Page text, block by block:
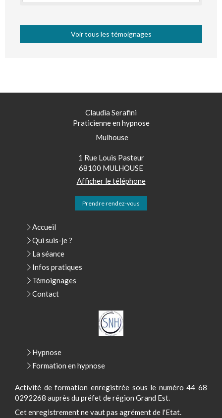
Voir tous les témoignages
Claudia Serafini
Praticienne en hypnose
Mulhouse
1 Rue Louis Pasteur
68100 MULHOUSE
Afficher le téléphone
Prendre rendez-vous
Accueil
Qui suis-je ?
La séance
Infos pratiques
Témoignages
Contact
Hypnose
Formation en hypnose
Activité de formation enregistrée sous le numéro 44 68
0292268 auprès du préfet de région Grand Est.
Cet enregistrement ne vaut pas agrément de l'Etat.